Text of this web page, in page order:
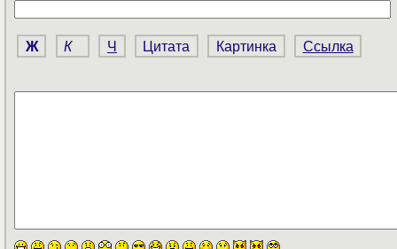
Ж К Ч Цитата Картинка Ссылка